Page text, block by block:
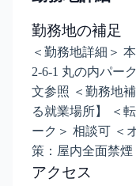
勤務地の補足
＜勤務地詳細＞
2-6-1 丸の内パー
文参照 ＜勤務地
る就業場所】 ＜
ーク＞ 相談可 ＜
策：屋内全面禁煙
アクセス